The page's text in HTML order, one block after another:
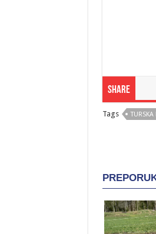
Share
Tags TURSKA